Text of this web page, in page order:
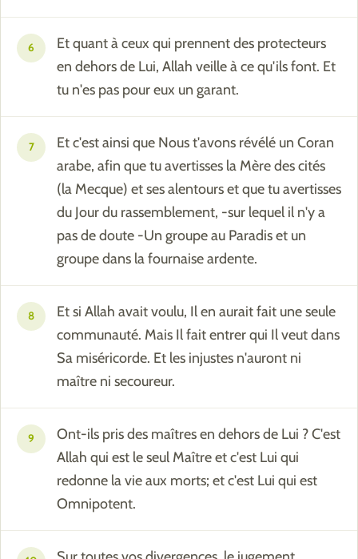
6
Et quant à ceux qui prennent des protecteurs
en dehors de Lui, Allah veille à ce qu'ils font. Et
tu n'es pas pour eux un garant.
7
Et c'est ainsi que Nous t'avons révélé un Coran
arabe, afin que tu avertisses la Mère des cités
(la Mecque) et ses alentours et que tu avertisses
du Jour du rassemblement, -sur lequel il n'y a
pas de doute -Un groupe au Paradis et un
groupe dans la fournaise ardente.
8
Et si Allah avait voulu, Il en aurait fait une seule
communauté. Mais Il fait entrer qui Il veut dans
Sa miséricorde. Et les injustes n'auront ni
maître ni secoureur.
9
Ont-ils pris des maîtres en dehors de Lui ? C'est
Allah qui est le seul Maître et c'est Lui qui
redonne la vie aux morts; et c'est Lui qui est
Omnipotent.